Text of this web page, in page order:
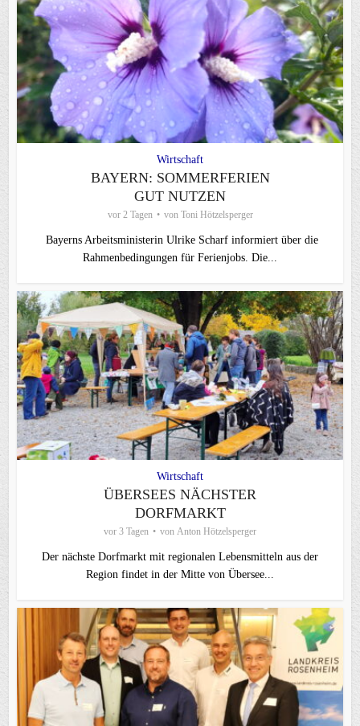
Wirtschaft
BAYERN: SOMMERFERIEN
GUT NUTZEN
vor 2 Tagen von Toni Hötzelsperger
Bayerns Arbeitsministerin Ulrike Scharf informiert über die
Rahmenbedingungen für Ferienjobs. Die...
Wirtschaft
ÜBERSEES NÄCHSTER
DORFMARKT
vor 3 Tagen von Anton Hötzelsperger
Der nächste Dorfmarkt mit regionalen Lebensmitteln aus der
Region findet in der Mitte von Übersee...